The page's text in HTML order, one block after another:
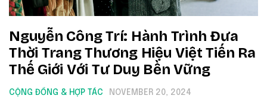
Nguyễn Công Trí: Hành Trình Đưa
Thời Trang Thương Hiệu Việt Tiến Ra
Thế Giới Với Tư Duy Bền Vững
CỘNG ĐỒNG & HỢP TÁC NOVEMBER 20, 2024